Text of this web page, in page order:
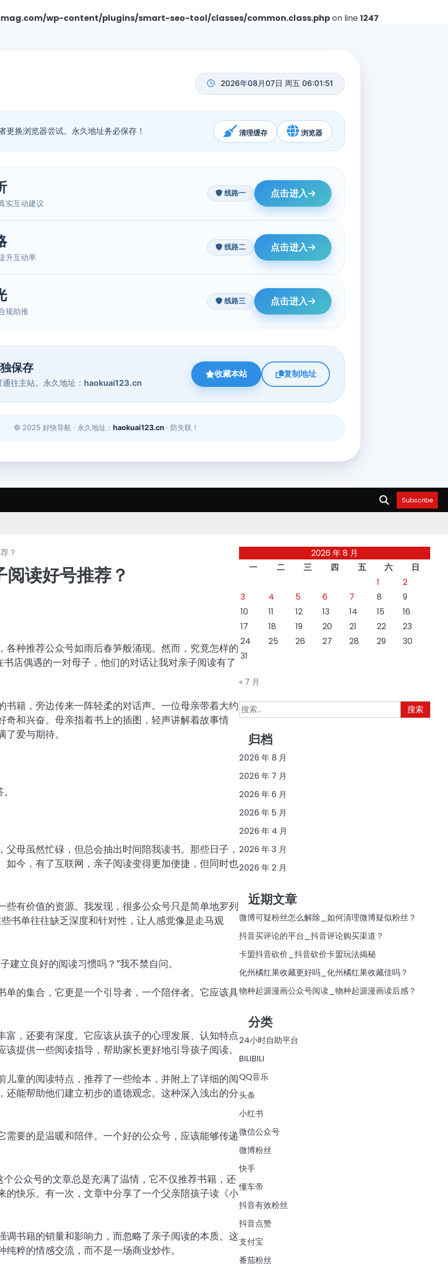
wp-content/plugins/smart-seo-tool/classes/common.class.phpon line1247
Subscribe
？
读好号推荐？
种推荐公众号如雨后春笋般涌现。然而，究竟怎样的
店偶遇的一对母子，他们的对话让我对亲子阅读有了
籍，旁边传来一阵轻柔的对话声。一位母亲带着大约
和兴奋。母亲指着书上的插图，轻声讲解着故事情
爱与期待。
母虽然忙碌，但总会抽出时间陪我读书。那些日子，
今，有了互联网，亲子阅读变得更加便捷，但同时也
有价值的资源。我发现，很多公众号只是简单地罗列
书单往往缺乏深度和针对性，让人感觉像是走马观
立良好的阅读习惯吗？”我不禁自问。
的集合，它更是一个引导者，一个陪伴者。它应该具
，还要有深度。它应该从孩子的心理发展、认知特点
提供一些阅读指导，帮助家长更好地引导孩子阅读。
童的阅读特点，推荐了一些绘本，并附上了详细的阅
能帮助他们建立初步的道德观念。这种深入浅出的分
要的是温暖和陪伴。一个好的公众号，应该能够传递
公众号的文章总是充满了温情，它不仅推荐书籍，还
快乐。有一次，文章中分享了一个父亲陪孩子读《小
书籍的销量和影响力，而忽略了亲子阅读的本质。这
粹的情感交流，而不是一场商业炒作。
2026 年 8 月
一
二 三 四 五 六
日
1
2
3
4 5 6 7 8
9
10
11 12 13 14 15
16
17
18 19 20 21 22
23
24
25 26 27 28 29
30
31
« 7 月
搜
索：
归档
2026 年 8 月
2026 年 7 月
2026 年 6 月
2026 年 5 月
2026 年 4 月
2026 年 3 月
2026 年 2 月
近期文章
微博可疑粉丝怎么解除_如何清理微博疑似粉丝？
抖音买评论的平台_抖音评论购买渠道？
卡盟抖音砍价_抖音砍价卡盟玩法揭秘
化州橘红果收藏更好吗_化州橘红果收藏佳吗？
物种起源漫画公众号阅读_物种起源漫画读后感？
分类
24小时自助平台
BILIBILI
QQ音乐
头条
小红书
微信公众号
微博粉丝
快手
懂车帝
抖音有效粉丝
抖音点赞
支付宝
番茄粉丝